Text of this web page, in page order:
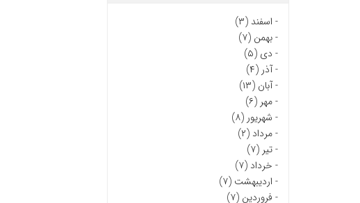
- اسفند (۳)
-بهمن (۷)
- دی (۵)
-آذر (۴)
-آبان (۱۳)
-مهر (۶)
- شهریور (۸)
-مرداد (۲)
-تیر (۷)
- خرداد (۷)
- اردیبهشت (۷)
- فروردین (۷)